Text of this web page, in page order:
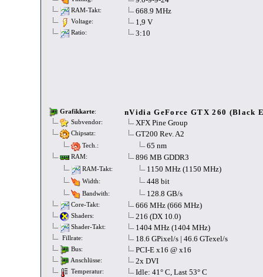
RAM-Takt: 668.9 MHz
Voltage: 1,9 V
Ratio: 3:10
Grafikkarte: nVidia GeForce GTX 260 (Black
Subvendor: XFX Pine Group
Chipsatz: GT200 Rev. A2
Tech.: 65 nm
RAM: 896 MB GDDR3
RAM-Takt: 1150 MHz (1150 MHz)
Width: 448 bit
Bandwith: 128.8 GB/s
Core-Takt: 666 MHz (666 MHz)
Shaders: 216 (DX 10.0)
Shader-Takt: 1404 MHz (1404 MHz)
Fillrate: 18.6 GPixel/s | 46.6 GTexel/s
Bus: PCI-E x16 @ x16
Anschlüsse: 2x DVI
Temperatur: Idle: 41° C, Last 53° C